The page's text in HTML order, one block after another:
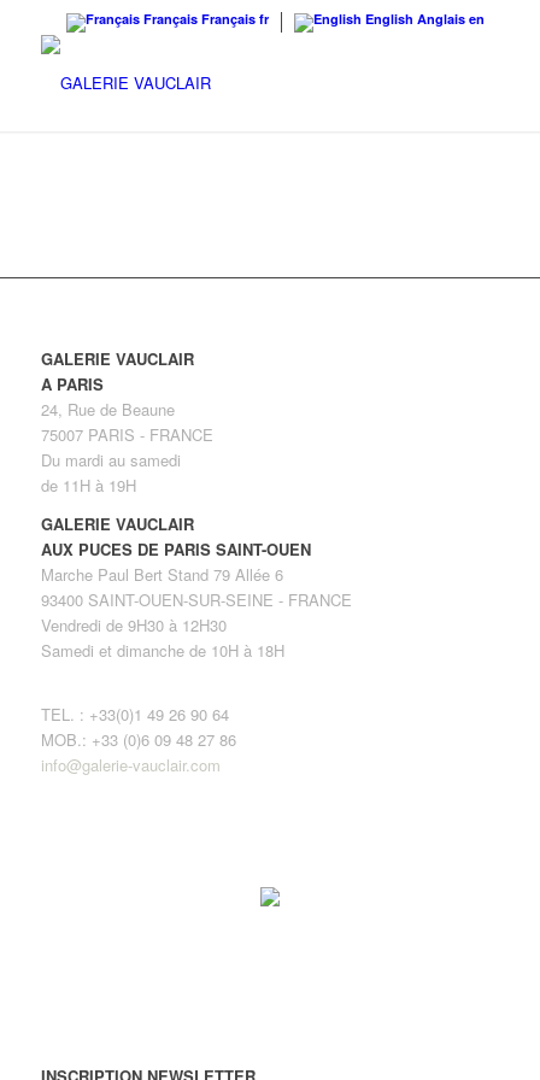
Français Français fr English Anglais en
GALERIE VAUCLAIR
A PARIS
24, Rue de Beaune
75007 PARIS - FRANCE
Du mardi au samedi
de 11H à 19H
GALERIE VAUCLAIR
AUX PUCES DE PARIS SAINT-OUEN
Marche Paul Bert Stand 79 Allée 6
93400 SAINT-OUEN-SUR-SEINE - FRANCE
Vendredi de 9H30 à 12H30
Samedi et dimanche de 10H à 18H
TEL. : +33(0)1 49 26 90 64
MOB.: +33 (0)6 09 48 27 86
info@galerie-vauclair.com